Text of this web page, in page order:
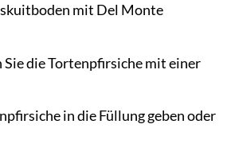
mit Del Monte
Sie die Tortenpfirsiche mit einer
in die Füllung geben oder